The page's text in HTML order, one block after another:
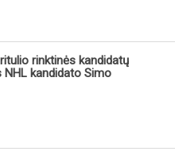
rinktinės kandidatų
kandidato Simo